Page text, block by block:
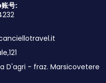
号:
D'agri - fraz. Marsicovetere